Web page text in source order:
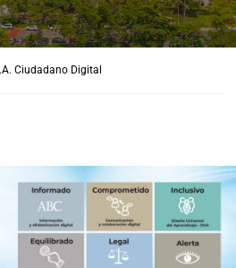
Ciudadano Digital